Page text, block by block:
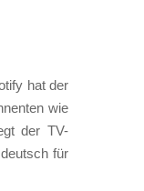
hat der
wie
der TV-
für